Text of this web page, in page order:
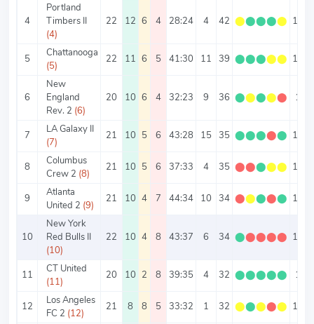
4
Portland
Timbers II
(4)
22 12 6 4 28:24 4 42 ⬤⬤⬤⬤⬤ 1.91
5
Chattanooga
(5)
22 11 6 5 41:30 11 39 ⬤⬤⬤⬤⬤ 1.77
6
New
England
Rev. 2 (6)
20 10 6 4 32:23 9 36 ⬤⬤⬤⬤⬤ 1.8
7
LA Galaxy II
(7)
21 10 5 6 43:28 15 35 ⬤⬤⬤⬤⬤ 1.67
8
Columbus
Crew 2 (8)
21 10 5 6 37:33 4 35 ⬤⬤⬤⬤⬤ 1.67
9
Atlanta
United 2 (9)
21 10 4 7 44:34 10 34 ⬤⬤⬤⬤⬤ 1.62
10
New York
Red Bulls II
(10)
22 10 4 8 43:37 6 34 ⬤⬤⬤⬤⬤ 1.55
11
CT United
(11)
20 10 2 8 39:35 4 32 ⬤⬤⬤⬤⬤ 1.6
12
Los Angeles
FC 2 (12)
21 8 8 5 33:32 1 32 ⬤⬤⬤⬤⬤ 1.52